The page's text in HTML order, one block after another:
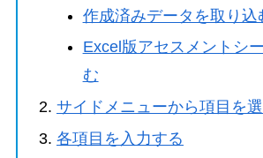
作成済みデータを取り込
Excel版アセスメントシ
む
サイドメニューから項目を
各項目を入力する